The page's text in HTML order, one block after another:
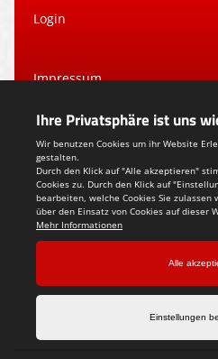
Login
Impressum
Teamsports 2
Dein Sportverein online